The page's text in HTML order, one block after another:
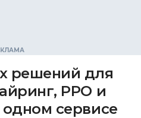
решений для
РРО и
сервисе